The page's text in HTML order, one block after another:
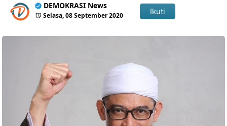
DEMOKRASI News
Selasa, 08 September 2020 Ikuti